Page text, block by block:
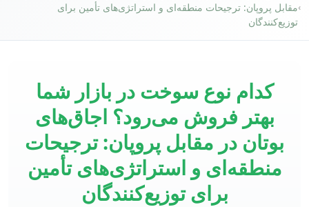
›مقابل پروپان: ترجیحات منطقه‌ای و استراتژی‌های تأمین برای
توزیع‌کنندگان
کدام نوع سوخت در بازار شما
بهتر فروش می‌رود؟ اجاق‌های
بوتان در مقابل پروپان: ترجیحات
منطقه‌ای و استراتژی‌های تأمین
برای توزیع‌کنندگان